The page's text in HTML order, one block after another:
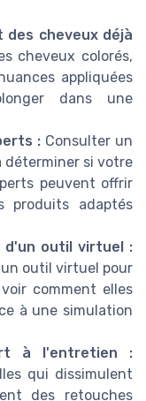
des cheveux déjà
cheveux colorés,
appliquées
dans une
: Consulter un
déterminer si votre
peuvent offrir
produits adaptés
d'un outil virtuel :
outil virtuel pour
comment elles
à une simulation
à l'entretien :
qui dissimulent
des retouches